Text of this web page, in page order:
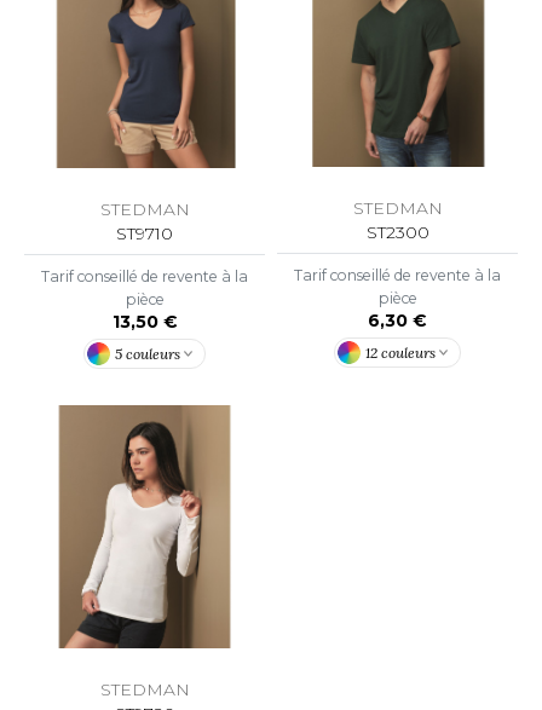
STEDMAN
ST9710
Tarif conseillé de revente à la
pièce
13,50 €
5 couleurs
STEDMAN
ST2300
Tarif conseillé de revente à la
pièce
6,30 €
12 couleurs
STEDMAN